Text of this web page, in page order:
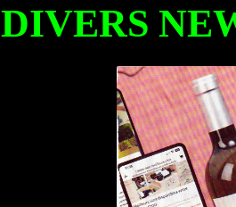
DIVERS